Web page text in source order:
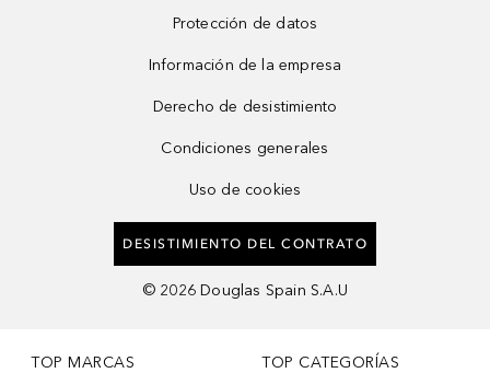
Protección de datos
Información de la empresa
Derecho de desistimiento
Condiciones generales
Uso de cookies
DESISTIMIENTO DEL CONTRATO
© 2026 Douglas Spain S.A.U
TOP MARCAS TOP CATEGORÍAS